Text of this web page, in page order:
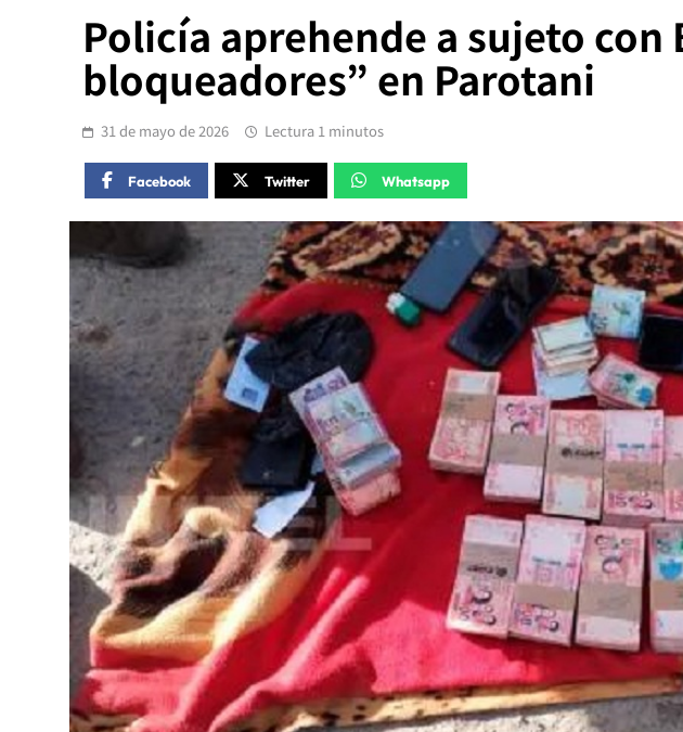
Policía aprehende a sujeto con
bloqueadores” en Parotani
31 de mayo de 2026 Lectura 1 minutos
Facebook Twitter Whatsapp